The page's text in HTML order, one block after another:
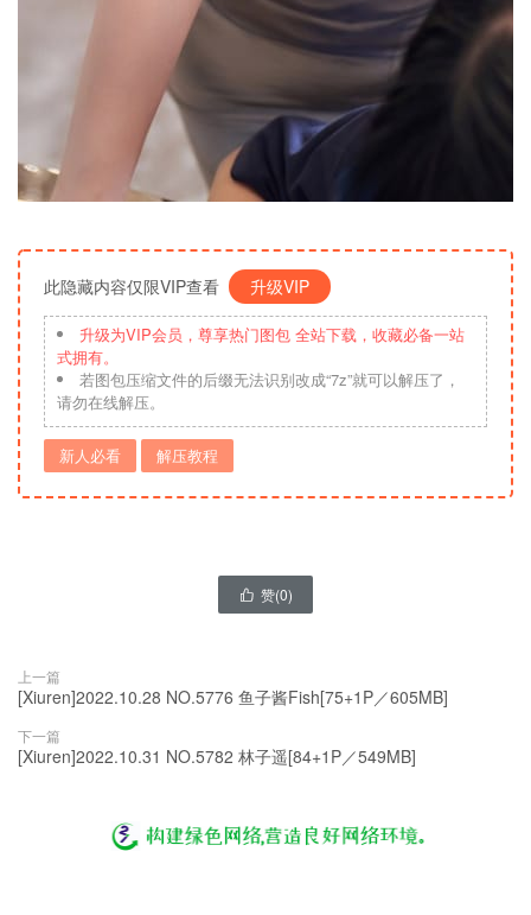
此隐藏内容仅限VIP查看 升级VIP
升级为VIP会员，尊享热门图包 全站下载，收藏必备一站
式拥有。
若图包压缩文件的后缀无法识别改成“7z”就可以解压了，
请勿在线解压。
新人必看 解压教程
 赞(0)
上一篇
[Xiuren]2022.10.28 NO.5776 鱼子酱Fish[75+1P／605MB]
下一篇
[Xiuren]2022.10.31 NO.5782 林子遥[84+1P／549MB]